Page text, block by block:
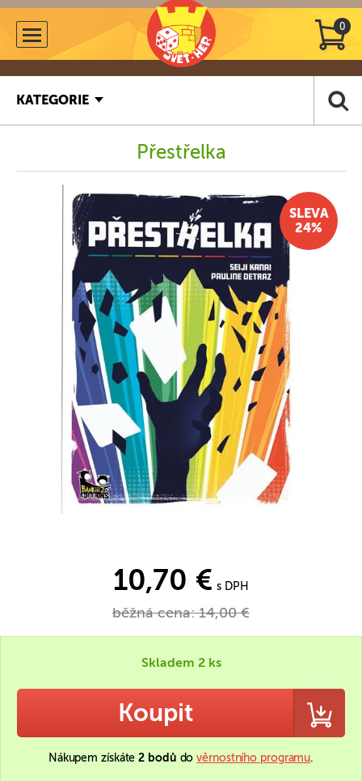
0
KATEGORIE
Přestřelka
SLEVA
24%
10,70 € s DPH
běžná cena:14,00 €
Skladem 2 ks
Koupit
Nákupem získáte2 bodů dověrnostního programu.